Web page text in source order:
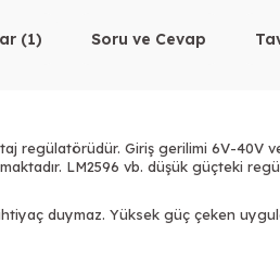
(1) Soru ve Cevap
Giriş gerilimi 6V-40V ve
LM2596 vb. düşük güçteki
duymaz. Yüksek güç çeken